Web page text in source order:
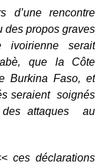
d’une rencontre
des propos graves
ivoirienne serait
que la Côte
Burkina Faso, et
seraient soignés
des attaques au
ces déclarations